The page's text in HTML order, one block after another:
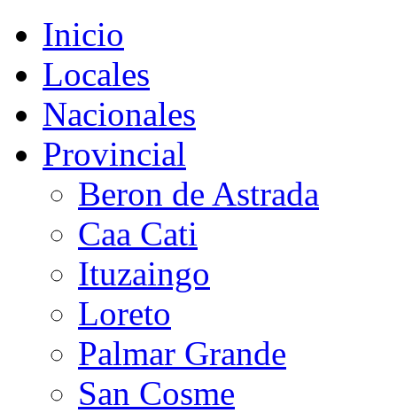
Inicio
Locales
Nacionales
Provincial
Beron de Astrada
Caa Cati
Ituzaingo
Loreto
Palmar Grande
San Cosme